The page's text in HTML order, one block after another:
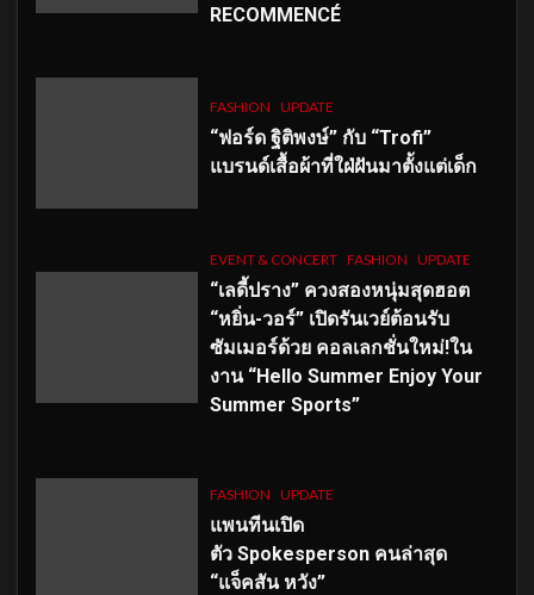
RECOMMENCÉ
FASHION UPDATE
“ฟอร์ด ฐิติพงษ์” กับ “Trofi”
แบรนด์เสื้อผ้าที่ใฝ่ฝันมาตั้งแต่เด็ก
EVENT & CONCERT FASHION UPDATE
“เลดี้ปราง” ควงสองหนุ่มสุดฮอต
“หยิ่น-วอร์” เปิดรันเวย์ต้อนรับ
ซัมเมอร์ด้วย คอลเลกชั่นใหม่!ใน
งาน “Hello Summer Enjoy Your
Summer Sports”
FASHION UPDATE
แพนทีนเปิด
ตัว Spokesperson คนล่าสุด
“แจ็คสัน หวัง”